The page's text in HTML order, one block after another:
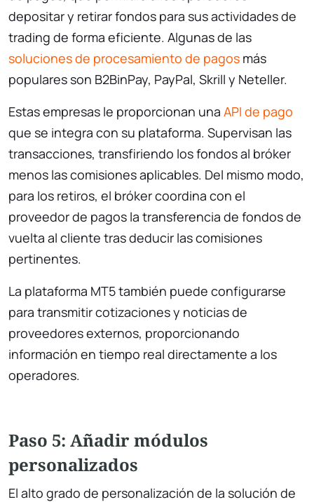
depositar y retirar fondos para sus actividades de
trading de forma eficiente. Algunas de las
soluciones de procesamiento de pagos más
populares son B2BinPay, PayPal, Skrill y Neteller.
Estas empresas le proporcionan una API de pago
que se integra con su plataforma. Supervisan las
transacciones, transfiriendo los fondos al bróker
menos las comisiones aplicables. Del mismo modo,
para los retiros, el bróker coordina con el
proveedor de pagos la transferencia de fondos de
vuelta al cliente tras deducir las comisiones
pertinentes.
La plataforma MT5 también puede configurarse
para transmitir cotizaciones y noticias de
proveedores externos, proporcionando
información en tiempo real directamente a los
operadores.
Paso 5: Añadir módulos
personalizados
El alto grado de personalización de la solución de